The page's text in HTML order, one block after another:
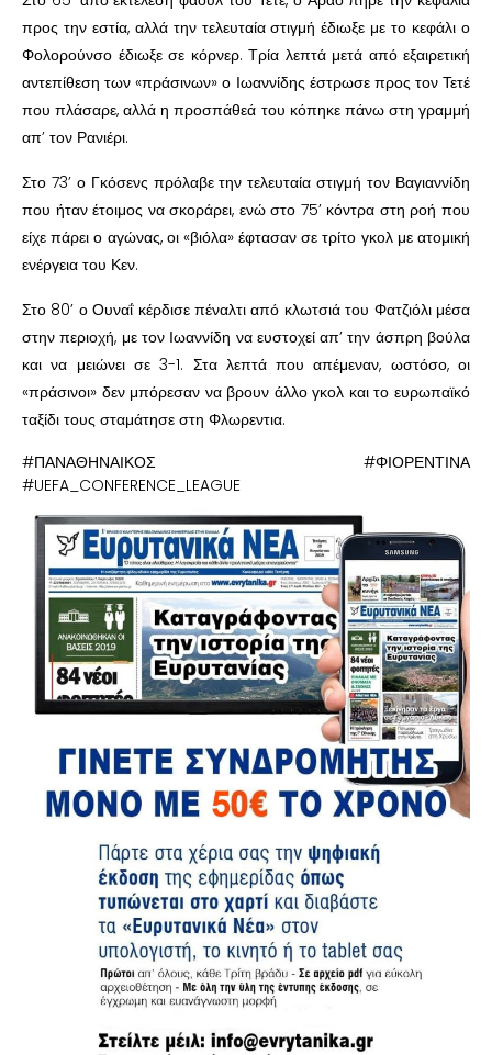
προς την εστία, αλλά την τελευταία στιγμή έδιωξε με το κεφάλι ο
Φολορούνσο έδιωξε σε κόρνερ. Τρία λεπτά μετά από εξαιρετική
αντεπίθεση των «πράσινων» ο Ιωαννίδης έστρωσε προς τον Τετέ
που πλάσαρε, αλλά η προσπάθεά του κόπηκε πάνω στη γραμμή
απ’ τον Ρανιέρι.
Στο 73’ ο Γκόσενς πρόλαβε την τελευταία στιγμή τον Βαγιαννίδη
που ήταν έτοιμος να σκοράρει, ενώ στο 75’ κόντρα στη ροή που
είχε πάρει ο αγώνας, οι «βιόλα» έφτασαν σε τρίτο γκολ με ατομική
ενέργεια του Κεν.
Στο 80’ ο Ουναΐ κέρδισε πέναλτι από κλωτσιά του Φατζιόλι μέσα
στην περιοχή, με τον Ιωαννίδη να ευστοχεί απ’ την άσπρη βούλα
και να μειώνει σε 3-1. Στα λεπτά που απέμεναν, ωστόσο, οι
«πράσινοι» δεν μπόρεσαν να βρουν άλλο γκολ και το ευρωπαϊκό
ταξίδι τους σταμάτησε στη Φλωρεντια.
#ΠΑΝΑΘΗΝΑΙΚΟΣ #ΦΙΟΡΕΝΤΙΝΑ
#UEFA_CONFERENCE_LEAGUE